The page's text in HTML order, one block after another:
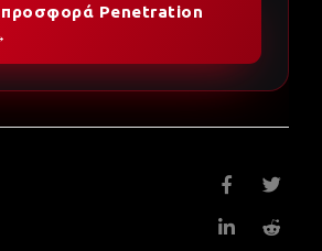
Penetration